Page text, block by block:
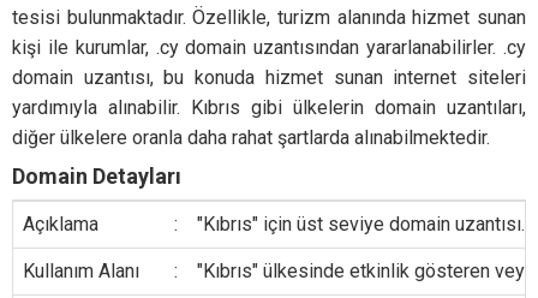
tesisi bulunmaktadır. Özellikle, turizm alanında hizmet sunan
kişi ile kurumlar, .cy domain uzantısından yararlanabilirler. .cy
domain uzantısı, bu konuda hizmet sunan internet siteleri
yardımıyla alınabilir. Kıbrıs gibi ülkelerin domain uzantıları,
diğer ülkelere oranla daha rahat şartlarda alınabilmektedir.
Domain Detayları
Açıklama : "Kıbrıs" için üst seviye domain uzantısı.
Kullanım Alanı : "Kıbrıs" ülkesinde etkinlik gösteren